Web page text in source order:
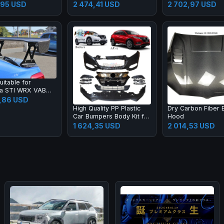
USD
2015-2017 New C Class
W205 C180 C200l C260l
2 474,41 USD
M2 G80 M3 G82
Carbon Fiber Rear
2 702,97 USD
for
STI WRX VAB
Fixed Wing
Carbon Fiber
USD
High Quality PP Plastic
Car Bumpers Body Kit for
Honda 2015 HRV Vezel
Upgrade 20 19
1 624,35 USD
Dry Carbon Fiber
Hood
2 014,53 USD